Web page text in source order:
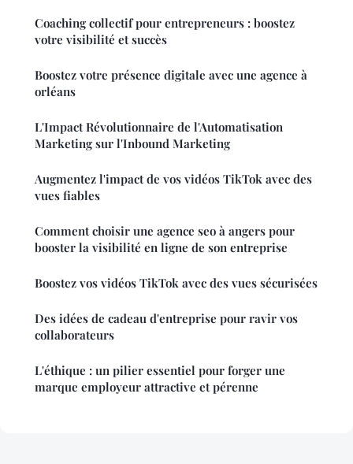
Coaching collectif pour entrepreneurs : boostez
votre visibilité et succès
Boostez votre présence digitale avec une agence à
orléans
L'Impact Révolutionnaire de l'Automatisation
Marketing sur l'Inbound Marketing
Augmentez l'impact de vos vidéos TikTok avec des
vues fiables
Comment choisir une agence seo à angers pour
booster la visibilité en ligne de son entreprise
Boostez vos vidéos TikTok avec des vues sécurisées
Des idées de cadeau d'entreprise pour ravir vos
collaborateurs
L'éthique : un pilier essentiel pour forger une
marque employeur attractive et pérenne